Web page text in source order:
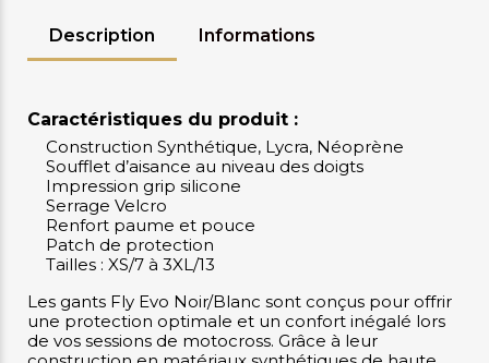
Description Informations
Caractéristiques du produit :
Construction Synthétique, Lycra, Néoprène
Soufflet d’aisance au niveau des doigts
Impression grip silicone
Serrage Velcro
Renfort paume et pouce
Patch de protection
Tailles : XS/7 à 3XL/13
Les gants Fly Evo Noir/Blanc sont conçus pour offrir
une protection optimale et un confort inégalé lors
de vos sessions de motocross. Grâce à leur